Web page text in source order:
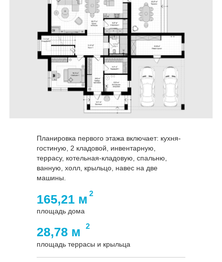
Планировка первого этажа включает: кухня-
гостиную, 2 кладовой, инвентарную,
террасу, котельная-кладовую, спальню,
ванную, холл, крыльцо, навес на две
машины.
площадь дома
площадь террасы и крыльца
165,21 м 2
28,78 м 2